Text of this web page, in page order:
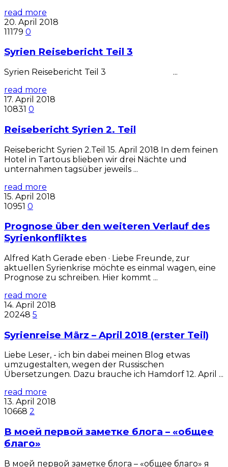
read more
20. April 2018
11179 0
Syrien Reisebericht Teil 3
Syrien Reisebericht Teil 3 ...
read more
17. April 2018
10831 0
Reisebericht Syrien 2. Teil
Reisebericht Syrien 2.Teil 15. April 2018 In dem feinen
Hotel in Tartous blieben wir drei Nächte und
unternahmen tagsüber jeweils ...
read more
15. April 2018
10951 0
Prognose über den weiteren Verlauf des
Syrienkonfliktes
Alfred Kath Gerade eben · Liebe Freunde, zur
aktuellen Syrienkrise möchte es einmal wagen, eine
Prognose zu schreiben. Hier kommt ...
read more
14. April 2018
20248 5
Syrienreise März – April 2018 (erster Teil)
Liebe Leser, - ich bin dabei meinen Blog etwas
umzugestalten, wegen der Russischen
Übersetzungen. Dazu brauche ich Hamdorf 12. April ...
read more
13. April 2018
10668 2
В моей первой заметке блога – «общее
благо»
В моей первой заметке блога – «общее благо» я